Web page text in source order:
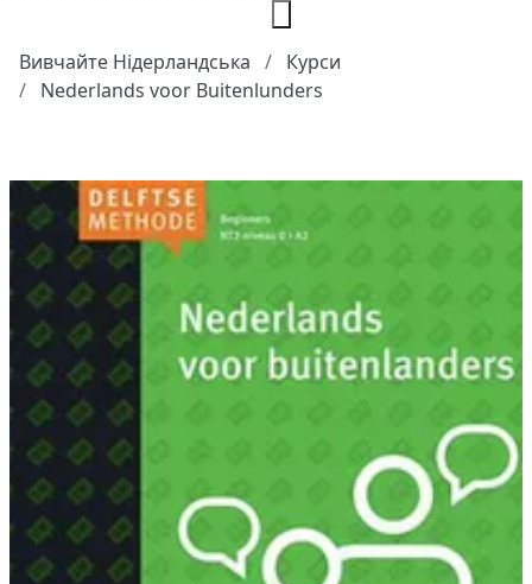
Вивчайте Нідерландська
Курси
Nederlands voor Buitenlunders